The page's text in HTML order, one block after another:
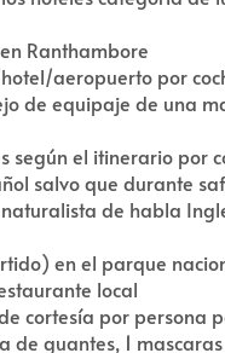
Ranthambore
aeropuerto por
de equipaje de una
según el itinerario por
salvo que durante
de habla
en el parque
local
cortesía por persona
de guantes, 1